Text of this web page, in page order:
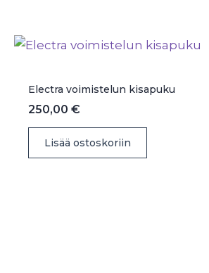
Electra voimistelun kisapuku
250,00 €
Lisää ostoskoriin